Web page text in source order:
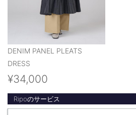
DENIM PANEL PLEATS
DRESS
¥34,000
Ripoのサービス